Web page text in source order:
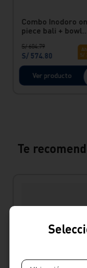
Combo Inodoro
piece bali + bowl
S/ 604.79
S/ 574.80
S/
Ver producto
Te